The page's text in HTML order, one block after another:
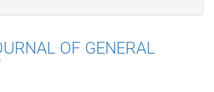
OF GENERAL